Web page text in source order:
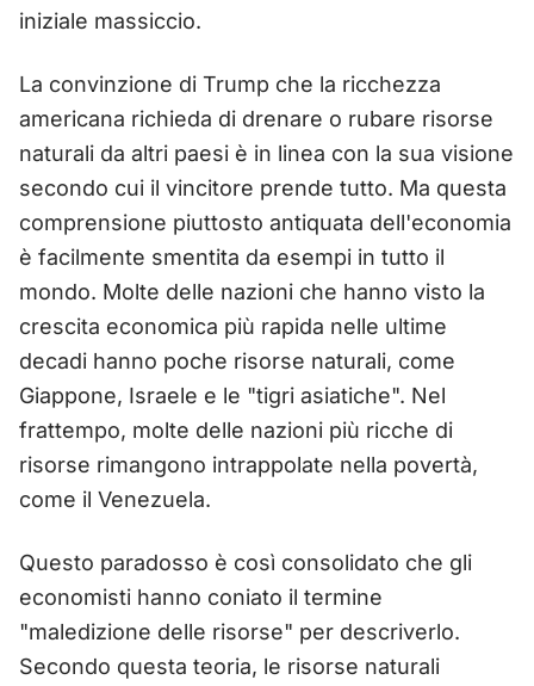
iniziale massiccio.
La convinzione di Trump che la ricchezza
americana richieda di drenare o rubare risorse
naturali da altri paesi è in linea con la sua visione
secondo cui il vincitore prende tutto. Ma questa
comprensione piuttosto antiquata dell'economia
è facilmente smentita da esempi in tutto il
mondo. Molte delle nazioni che hanno visto la
crescita economica più rapida nelle ultime
decadi hanno poche risorse naturali, come
Giappone, Israele e le "tigri asiatiche". Nel
frattempo, molte delle nazioni più ricche di
risorse rimangono intrappolate nella povertà,
come il Venezuela.
Questo paradosso è così consolidato che gli
economisti hanno coniato il termine
"maledizione delle risorse" per descriverlo.
Secondo questa teoria, le risorse naturali